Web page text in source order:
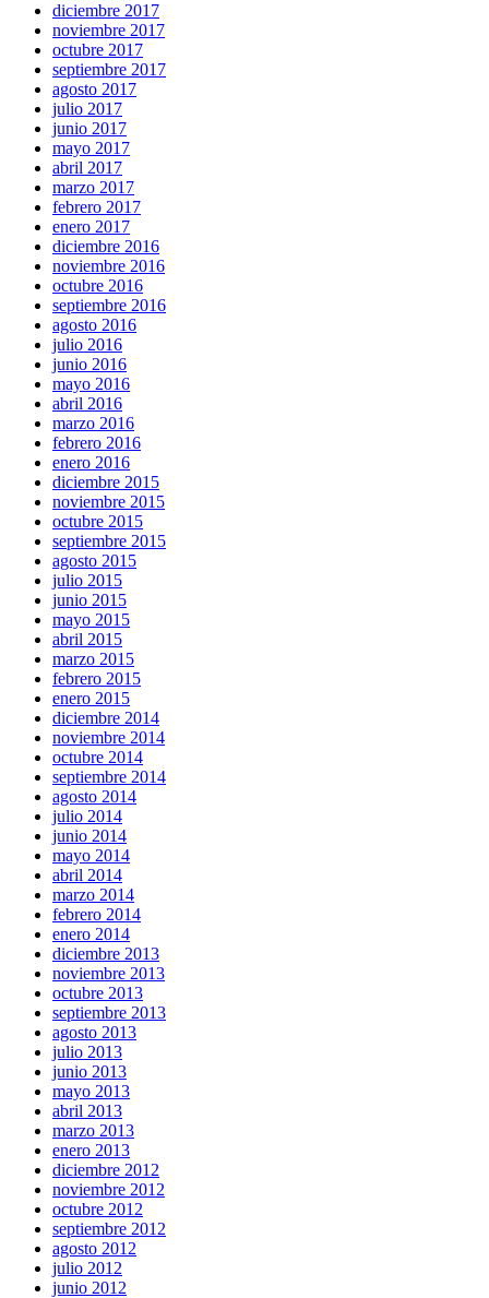
diciembre 2017
noviembre 2017
octubre 2017
septiembre 2017
agosto 2017
julio 2017
junio 2017
mayo 2017
abril 2017
marzo 2017
febrero 2017
enero 2017
diciembre 2016
noviembre 2016
octubre 2016
septiembre 2016
agosto 2016
julio 2016
junio 2016
mayo 2016
abril 2016
marzo 2016
febrero 2016
enero 2016
diciembre 2015
noviembre 2015
octubre 2015
septiembre 2015
agosto 2015
julio 2015
junio 2015
mayo 2015
abril 2015
marzo 2015
febrero 2015
enero 2015
diciembre 2014
noviembre 2014
octubre 2014
septiembre 2014
agosto 2014
julio 2014
junio 2014
mayo 2014
abril 2014
marzo 2014
febrero 2014
enero 2014
diciembre 2013
noviembre 2013
octubre 2013
septiembre 2013
agosto 2013
julio 2013
junio 2013
mayo 2013
abril 2013
marzo 2013
enero 2013
diciembre 2012
noviembre 2012
octubre 2012
septiembre 2012
agosto 2012
julio 2012
junio 2012